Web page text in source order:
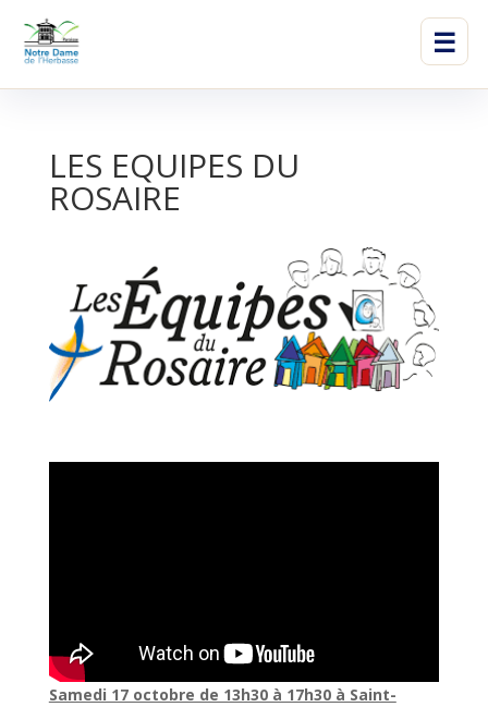
☰
LES EQUIPES DU
ROSAIRE
Samedi 17 octobre de 13h30 à 17h30 à Saint-